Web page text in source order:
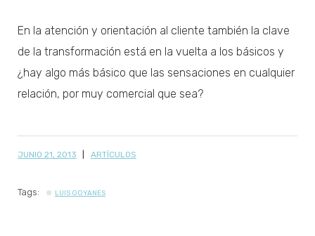
En la atención y orientación al cliente también la clave
de la transformación está en la vuelta a los básicos y
¿hay algo más básico que las sensaciones en cualquier
relación, por muy comercial que sea?
JUNIO 21, 2013 ARTÍCULOS
Tags: LUIS GOYANES